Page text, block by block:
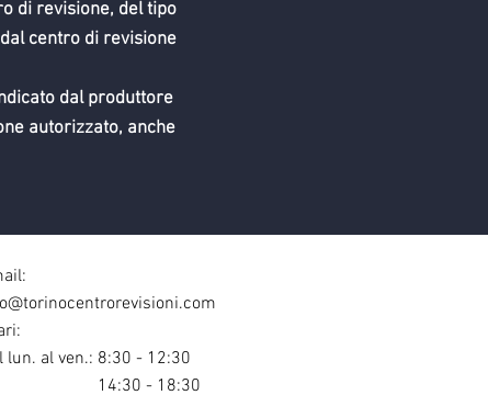
di revisione, del tipo
centro di revisione
dal produttore
autorizzato, anche
lun. al ven.: 8:30 - 12:30
- 18:30